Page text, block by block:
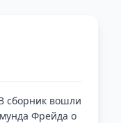
сборник вошли
Фрейда о